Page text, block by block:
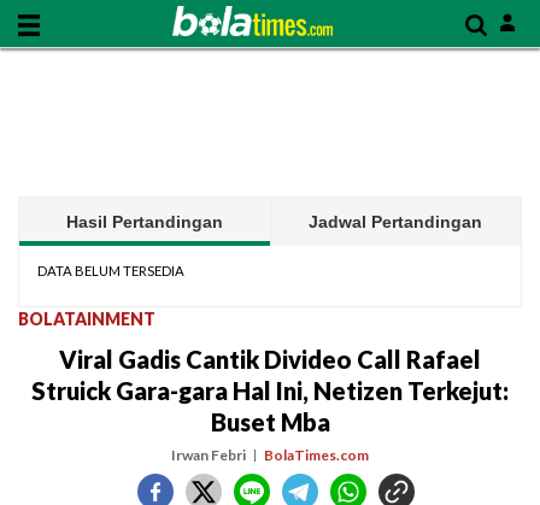
Hasil Pertandingan Jadwal Pertandingan
DATA BELUM TERSEDIA
BOLATAINMENT
Viral Gadis Cantik Divideo Call Rafael
Struick Gara-gara Hal Ini, Netizen Terkejut:
Buset Mba
Irwan Febri BolaTimes.com